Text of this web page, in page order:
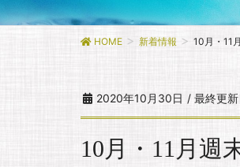
HOME 新着情報 10月・11
2020年10月30日 / 最終更
10月・11月週